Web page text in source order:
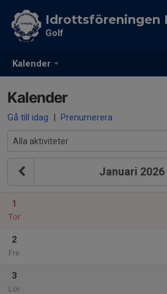
Kalender
Idrottsföreningen
Golf
Kalender
Gå till idag | Prenumerera
Januari 2026
1
Tor
2
Fre
3
Lör